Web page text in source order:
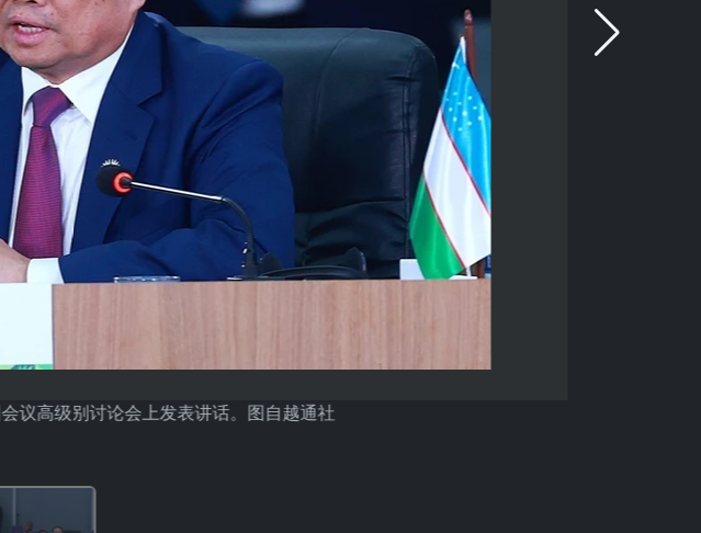
议高级别讨论会上发表讲话。图自越通社